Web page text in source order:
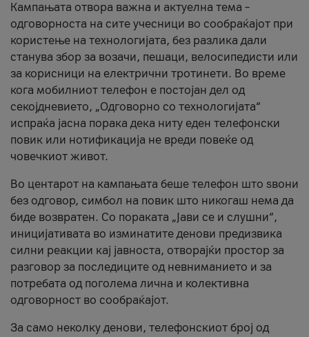
Кампањата отвора важна и актуелна тема –
одговорноста на сите учесници во сообраќајот при
користење на технологијата, без разлика дали
станува збор за возачи, пешаци, велосипедисти или
за корисници на електрични тротинети. Во време
кога мобилниот телефон е постојан дел од
секојдневието, „Одговорно со технологијата“
испраќа јасна порака дека ниту еден телефонски
повик или нотификација не вреди повеќе од
човечкиот живот.
Во центарот на кампањата беше телефон што ѕвони
без одговор, симбол на повик што никогаш нема да
биде возвратен. Со пораката „Јави се и слушни“,
иницијативата во изминатите денови предизвика
силни реакции кај јавноста, отворајќи простор за
разговор за последиците од невниманието и за
потребата од поголема лична и колективна
одговорност во сообраќајот.
За само неколку денови, телефонскиот број од